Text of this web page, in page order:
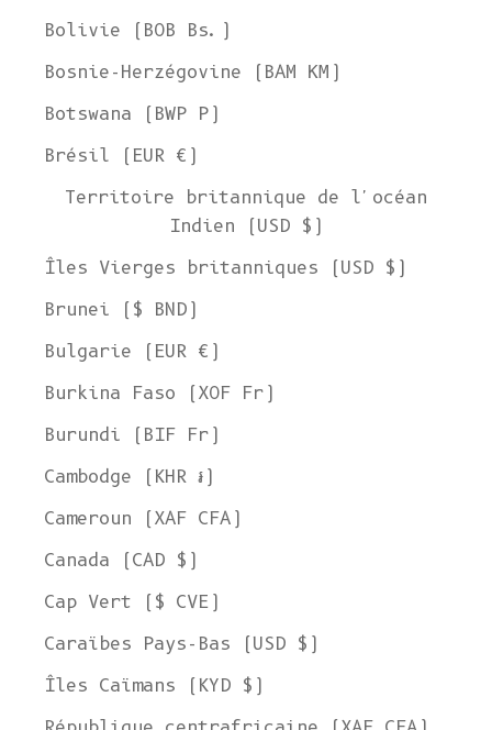
Bolivie (BOB Bs.)
Bosnie-Herzégovine (BAM КМ)
Botswana (BWP P)
Brésil (EUR €)
Territoire britannique de l'océan
Indien (USD $)
Îles Vierges britanniques (USD $)
Brunei ($ BND)
Bulgarie (EUR €)
Burkina Faso (XOF Fr)
Burundi (BIF Fr)
Cambodge (KHR ៛)
Cameroun (XAF CFA)
Canada (CAD $)
Cap Vert ($ CVE)
Caraïbes Pays-Bas (USD $)
Îles Caïmans (KYD $)